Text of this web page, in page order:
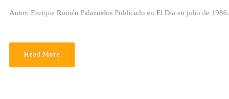
Autor: Enrique Roméu Palazuelos Publicado en El Día en julio de 1986.
Read More